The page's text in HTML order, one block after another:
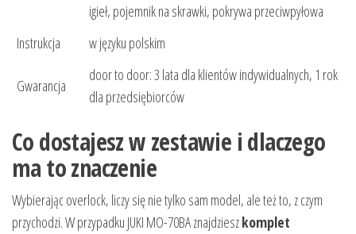
igieł, pojemnik na skrawki, pokrywa przeciwpyłowa
Instrukcja
w języku polskim
Gwarancja
door to door: 3 lata dla klientów indywidualnych, 1 rok
dla przedsiębiorców
Co dostajesz w zestawie i dlaczego
ma to znaczenie
Wybierając overlock, liczy się nie tylko sam model, ale też to, z czym
przychodzi. W przypadku JUKI MO-70BA znajdzieszkomplet